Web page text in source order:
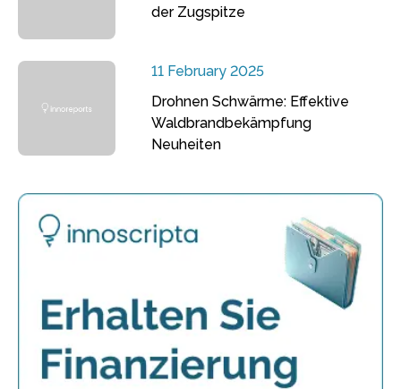
der Zugspitze
11 February 2025
Drohnen Schwärme: Effektive
Waldbrandbekämpfung
Neuheiten